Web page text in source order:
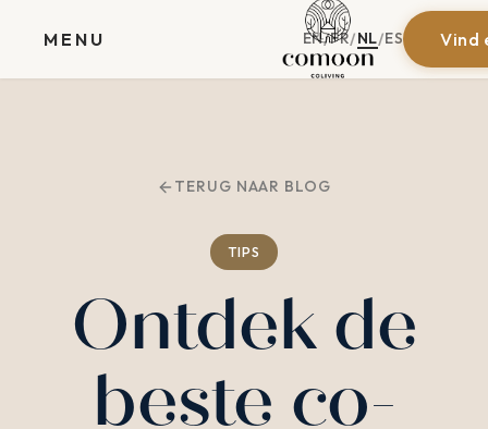
MENU EN/FR/NL/ES Vind
TERUG NAAR BLOG
TIPS
Ontdek de
beste co-